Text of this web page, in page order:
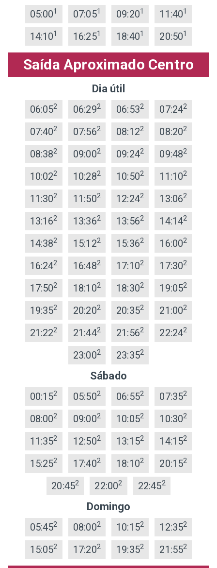
05:001 07:051 09:201 11:401
14:101 16:251 18:401 20:501
Saída Aproximado Centro
Dia útil
06:052 06:292 06:532 07:242
07:402 07:562 08:122 08:202
08:382 09:002 09:242 09:482
10:022 10:282 10:502 11:102
11:302 11:502 12:242 13:062
13:162 13:362 13:562 14:142
14:382 15:122 15:362 16:002
16:242 16:482 17:102 17:302
17:502 18:102 18:302 19:052
19:352 20:202 20:352 21:002
21:222 21:442 21:562 22:242
23:002 23:352
Sábado
00:152 05:502 06:552 07:352
08:002 09:002 10:052 10:302
11:352 12:502 13:152 14:152
15:252 17:402 18:102 20:152
20:452 22:002 22:452
Domingo
05:452 08:002 10:152 12:352
15:052 17:202 19:352 21:552